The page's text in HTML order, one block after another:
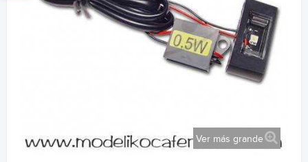
Ver más grande